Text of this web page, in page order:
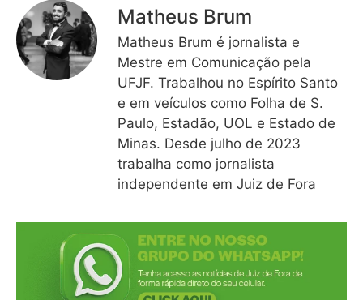
Matheus Brum
Matheus Brum é jornalista e
Mestre em Comunicação pela
UFJF. Trabalhou no Espírito Santo
e em veículos como Folha de S.
Paulo, Estadão, UOL e Estado de
Minas. Desde julho de 2023
trabalha como jornalista
independente em Juiz de Fora